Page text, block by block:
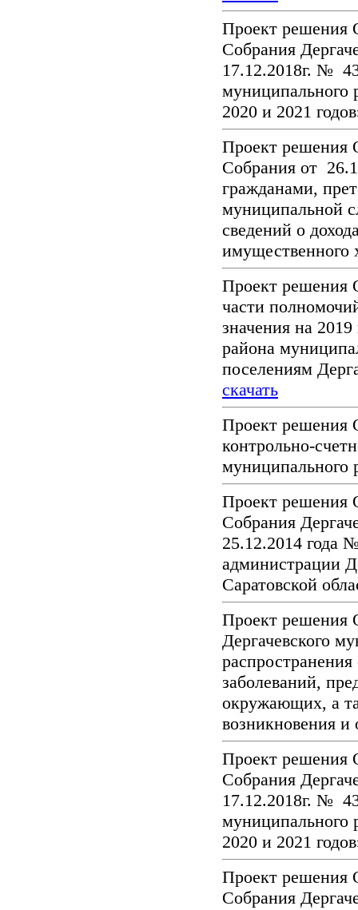
Проект решения
Собрания
17.12.2018г. №
муниципального
2020 и 2021
Проект решения
Собрания от
гражданами,
муниципальной
сведений о
имущественного
Проект решения
части
значения на
района
поселениям
скачать
Проект решения
контрольно-
муниципального
Проект решения
Собрания
25.12.2014 года
администрации
Саратовской
Проект решения
Дергачевского
заболеваний,
окружающих, а
возникновения
Проект решения
Собрания
17.12.2018г. №
муниципального
2020 и 2021
Проект решения
Собрания